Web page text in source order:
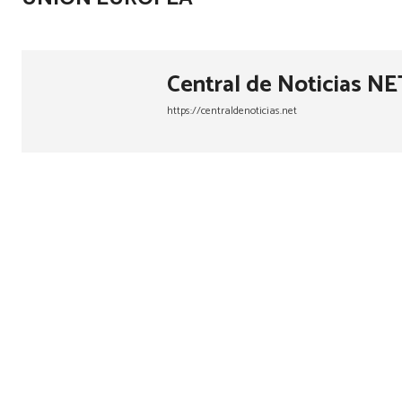
Central de Noticias
https://centraldenoticias.net